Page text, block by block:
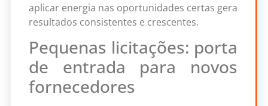
aplicar energia nas oportunidades certas gera
resultados consistentes e crescentes.
Pequenas licitações: porta
de entrada para novos
fornecedores